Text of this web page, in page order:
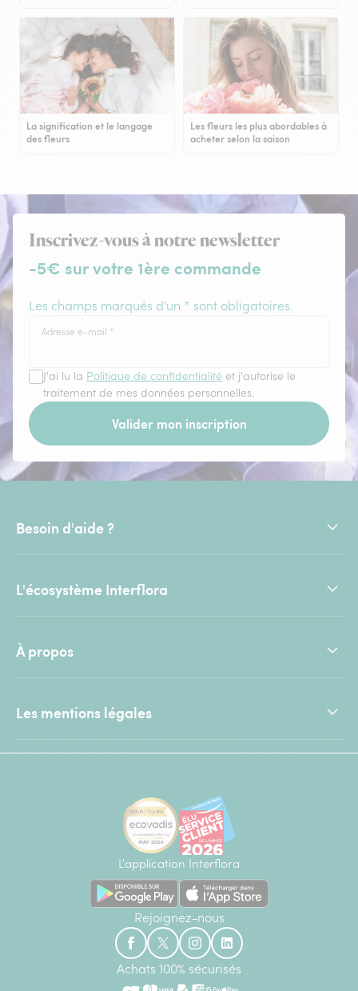
La signification et le langage
des fleurs
Les fleurs les plus abordables à
acheter selon la saison
Inscrivez-vous à notre newsletter
-5€ sur votre 1ère commande
Les champs marqués d'un * sont obligatoires.
Adresse e-mail *
J'ai lu la Politique de confidentialité et j'autorise le
traitement de mes données personnelles.
Valider mon inscription
Besoin d'aide ?
L'écosystème Interflora
À propos
Les mentions légales
L'application Interflora
Rejoignez-nous
Achats 100% sécurisés